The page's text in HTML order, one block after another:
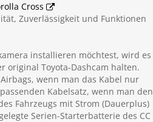
Cross
Zuverlässigkeit und Funktionen
installieren möchtest, wird es
Toyota-Dashcam halten.
wenn man das Kabel nur
Kabelsatz, wenn man den
Fahrzeugs mit Strom (Dauerplus)
Serien-Starterbatterie des CC